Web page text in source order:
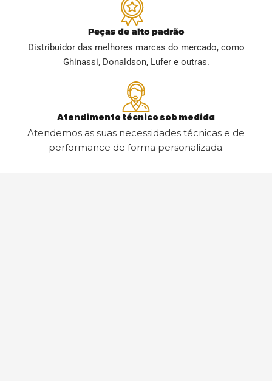
Peças de alto padrão
Distribuidor das melhores marcas do mercado, como
Ghinassi, Donaldson, Lufer e outras.
Atendimento técnico sob medida
Atendemos as suas necessidades técnicas e de
performance de forma personalizada.